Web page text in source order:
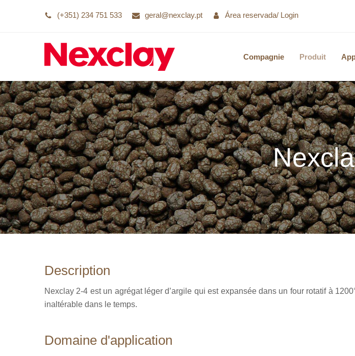
(+351) 234 751 533 geral@nexclay.pt Área reservada/ Login
Compagnie Produit
Description
Nexclay 2-4 est un agrégat léger d’argile qui est expansée dans un four rotatif à
inaltérable dans le temps.
Domaine d'application